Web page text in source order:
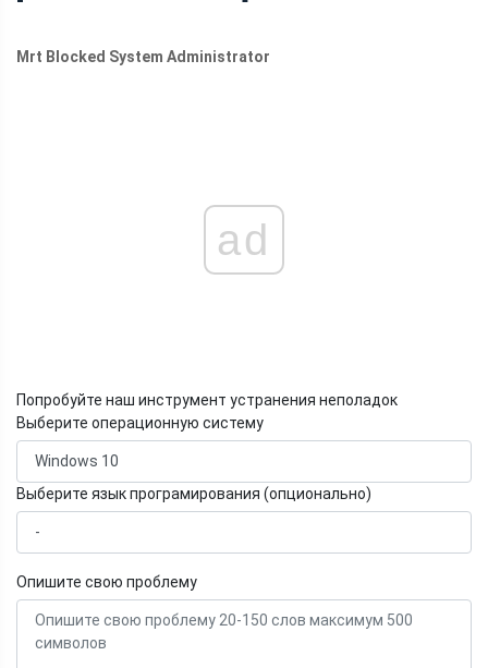
Mrt Blocked System Administrator
ad
Попробуйте наш инструмент устранения неполадок
Выберите операционную систему
Выберите язык програмирования (опционально)
Опишите свою проблему